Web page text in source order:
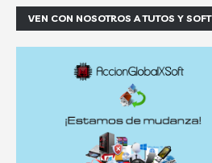
VEN CON NOSOTROS A TUTOS Y SOFT